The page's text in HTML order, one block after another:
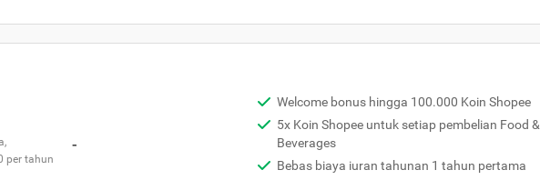
per tahun
-
Welcome bonus hingga 100.000 Koin Shopee
5x Koin Shopee untuk setiap pembelian Food &
Beverages
Bebas biaya iuran tahunan 1 tahun pertama